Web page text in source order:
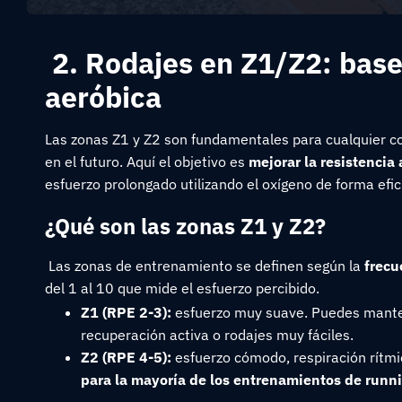
2. Rodajes en Z1/Z2:
aeróbica
Las zonas Z1 y Z2 son fundamentales para cualquier
en el futuro. Aquí el objetivo es mejorar la resistencia
esfuerzo prolongado utilizando el oxígeno de forma
¿Qué son las zonas Z1 y Z2?
Las zonas de entrenamiento se definen según la
del 1 al 10 que mide el esfuerzo percibido.
Z1 (RPE 2-3): esfuerzo muy suave. Puedes
recuperación activa o rodajes muy fáciles.
Z2 (RPE 4-5): esfuerzo cómodo, respiración
para la mayoría de los entrenamientos de